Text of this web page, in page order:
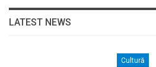
LATEST NEWS
Cultură